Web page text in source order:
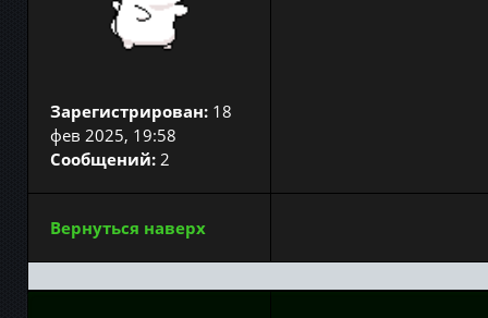
Зарегистрирован: 18
фев 2025, 19:58
Сообщений: 2
Вернуться наверх